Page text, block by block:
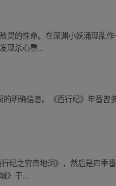
灵的性命。在深渊小妖涌现乱
现杀心重...
明确信息。《西行纪》年番曾
纪之穷奇地洞》，然后是四季
》于...